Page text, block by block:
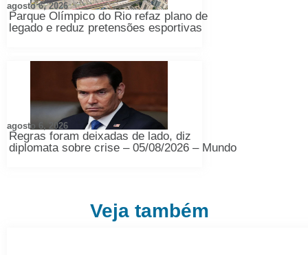
Parque Olímpico do Rio refaz plano de
legado e reduz pretensões esportivas
agosto 6, 2026
Regras foram deixadas de lado, diz
diplomata sobre crise – 05/08/2026 – Mundo
agosto 6, 2026
Veja também